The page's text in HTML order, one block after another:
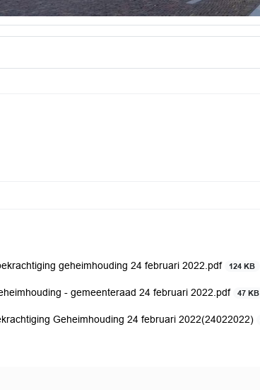
geheimhouding 24 februari 2022.pdf
124 KB
- gemeenteraad 24 februari 2022.pdf 47 KB
Geheimhouding 24 februari 2022(24022022)